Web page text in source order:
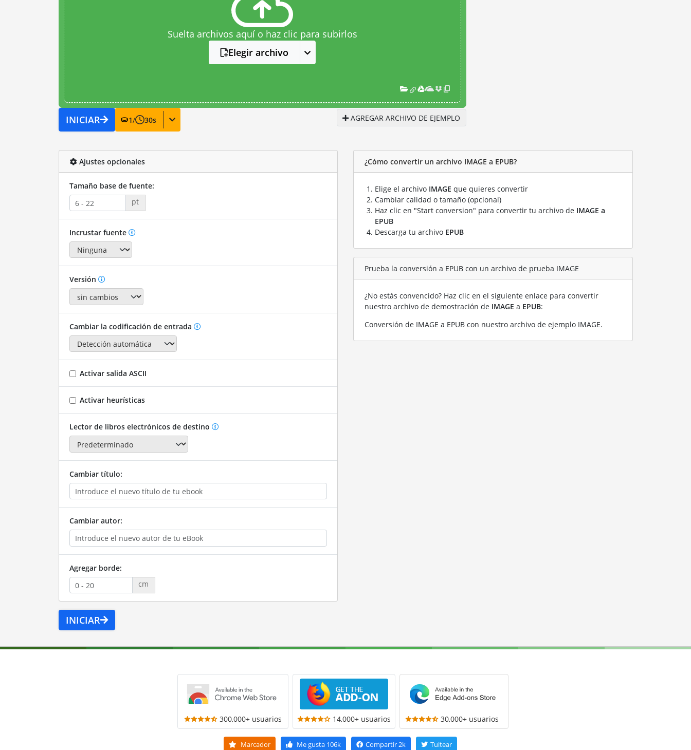
Suelta archivos aquí o haz clic para subirlos
Elegir archivo
INICIAR 1/ 30s AGREGAR ARCHIVO DE EJEMPLO
Ajustes opcionales
Tamaño base de fuente:
pt
Incrustar fuente
Versión
Cambiar la codificación de entrada
Activar salida ASCII
Activar heurísticas
Lector de libros electrónicos de destino
Cambiar título:
Cambiar autor:
Agregar borde:
cm
INICIAR
¿Cómo convertir un archivo IMAGE a EPUB?
Elige el archivo IMAGE que quieres convertir
Cambiar calidad o tamaño (opcional)
Haz clic en "Start conversion" para convertir tu archivo de IMAGE a
EPUB
Descarga tu archivo EPUB
Prueba la conversión a EPUB con un archivo de prueba IMAGE
¿No estás convencido? Haz clic en el siguiente enlace para convertir
nuestro archivo de demostración de IMAGE a EPUB:
Conversión de IMAGE a EPUB con nuestro archivo de ejemplo IMAGE.
300,000+ usuarios 14,000+ usuarios 30,000+ usuarios
Marcador Me gusta 106k Compartir2k Tuitear